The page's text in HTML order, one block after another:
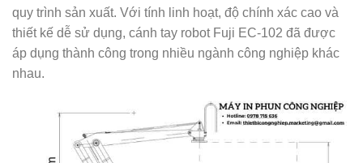
quy trình sản xuất. Với tính linh hoạt, độ chính xác cao và
thiết kế dễ sử dụng, cánh tay robot Fuji EC-102 đã được
áp dụng thành công trong nhiều ngành công nghiệp khác
nhau.